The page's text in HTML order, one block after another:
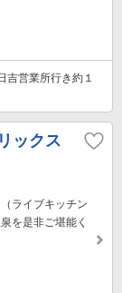
吉営業所行き約１
ックス
ライブキッチン
を是非ご堪能く